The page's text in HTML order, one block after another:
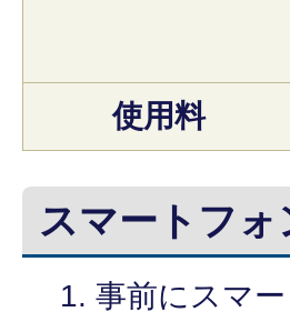
使用料
スマートフ
事前にスマ